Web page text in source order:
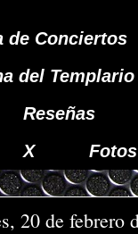
de Conciertos
del Templario
Reseñas
X
20 de febrero